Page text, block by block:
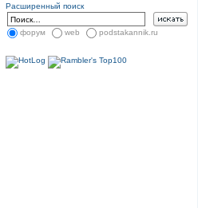
Расширенный поиск
форум web podstakannik.ru